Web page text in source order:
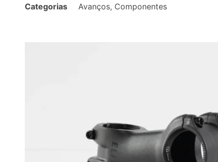
Categorias
Avanços, Componentes